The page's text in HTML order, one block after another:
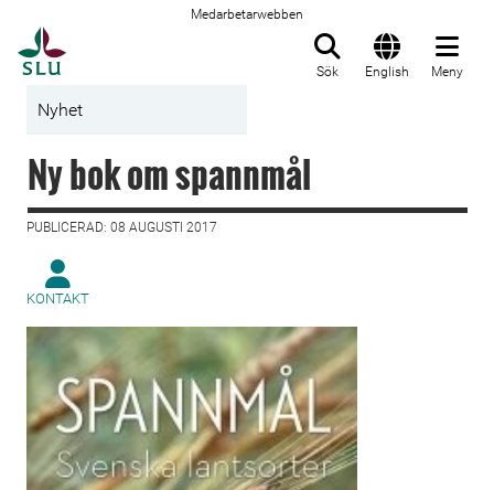
Medarbetarwebben
Sök English Meny
Nyhet
Ny bok om spannmål
PUBLICERAD: 08 AUGUSTI 2017
KONTAKT